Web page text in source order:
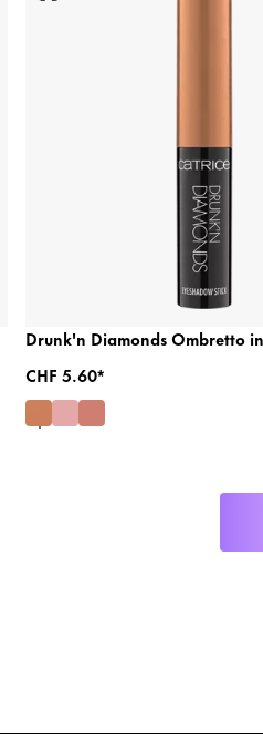
Drunk'n Diamonds Ombretto
CHF 5.60*